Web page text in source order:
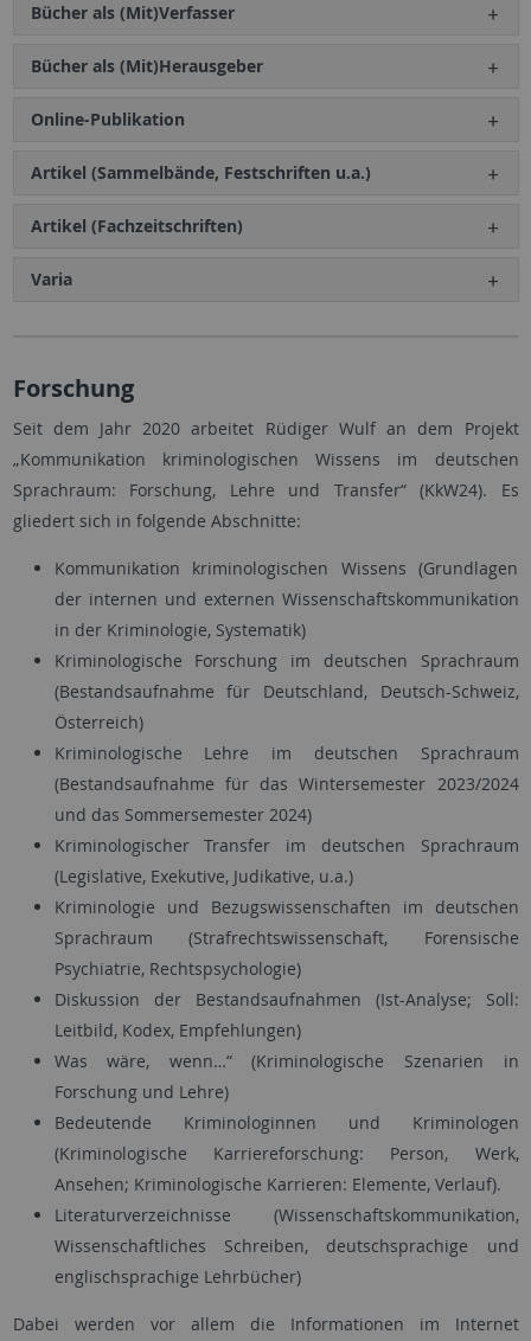
Bücher als (Mit)Verfasser
Bücher als (Mit)Herausgeber
Online-Publikation
Artikel (Sammelbände, Festschriften u.a.)
Artikel (Fachzeitschriften)
Varia
Forschung
Seit dem Jahr 2020 arbeitet Rüdiger Wulf an dem Projekt
„Kommunikation kriminologischen Wissens im deutschen
Sprachraum: Forschung, Lehre und Transfer“ (KkW24). Es
gliedert sich in folgende Abschnitte:
Kommunikation kriminologischen Wissens (Grundlagen
der internen und externen Wissenschaftskommunikation
in der Kriminologie, Systematik)
Kriminologische Forschung im deutschen Sprachraum
(Bestandsaufnahme für Deutschland, Deutsch-Schweiz,
Österreich)
Kriminologische Lehre im deutschen Sprachraum
(Bestandsaufnahme für das Wintersemester 2023/2024
und das Sommersemester 2024)
Kriminologischer Transfer im deutschen Sprachraum
(Legislative, Exekutive, Judikative, u.a.)
Kriminologie und Bezugswissenschaften im deutschen
Sprachraum (Strafrechtswissenschaft, Forensische
Psychiatrie, Rechtspsychologie)
Diskussion der Bestandsaufnahmen (Ist-Analyse; Soll:
Leitbild, Kodex, Empfehlungen)
Was wäre, wenn…“ (Kriminologische Szenarien in
Forschung und Lehre)
Bedeutende Kriminologinnen und Kriminologen
(Kriminologische Karriereforschung: Person, Werk,
Ansehen; Kriminologische Karrieren: Elemente, Verlauf).
Literaturverzeichnisse (Wissenschaftskommunikation,
Wissenschaftliches Schreiben, deutschsprachige und
englischsprachige Lehrbücher)
Dabei werden vor allem die Informationen im Internet